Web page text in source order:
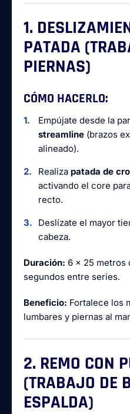
1.
PATADA
PIERNAS)
CÓMO HACERLO:
Empújate desde la
streamline (brazos
alineado).
Realiza patada de
activando el core
recto.
Deslízate el mayor
cabeza.
Duración: 6 x 25 metros
segundos entre series.
Beneficio: Fortalece los
lumbares y piernas al
2. REMO CON
(TRABAJO DE
ESPALDA)